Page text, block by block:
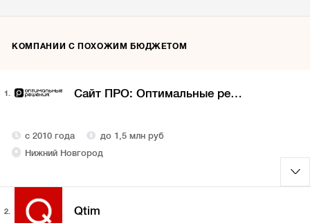
КОМПАНИИ С ПОХОЖИМ БЮДЖЕТОМ
1. Сайт ПРO: Оптимальные решения
с 2010 года
до 1,5 млн руб
Нижний Новгород
2. Qtim